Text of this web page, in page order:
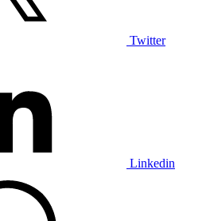
Twitter
Linkedin